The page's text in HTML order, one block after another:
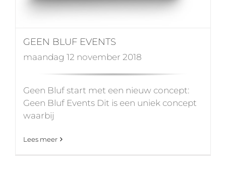
GEEN BLUF EVENTS
maandag 12 november 2018
Geen Bluf start met een nieuw concept:
Geen Bluf Events Dit is een uniek concept
waarbij
Lees meer